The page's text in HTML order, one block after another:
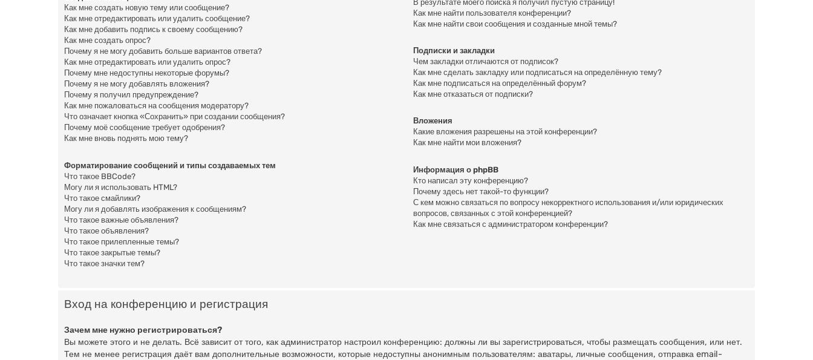
Как мне создать новую тему или сообщение?
Как мне отредактировать или удалить сообщение?
Как мне добавить подпись к своему сообщению?
Как мне создать опрос?
Почему я не могу добавить больше вариантов ответа?
Как мне отредактировать или удалить опрос?
Почему мне недоступны некоторые форумы?
Почему я не могу добавлять вложения?
Почему я получил предупреждение?
Как мне пожаловаться на сообщения модератору?
Что означает кнопка «Сохранить» при создании сообщения?
Почему моё сообщение требует одобрения?
Как мне вновь поднять мою тему?
Форматирование сообщений и типы создаваемых тем
Что такое BBCode?
Могу ли я использовать HTML?
Что такое смайлики?
Могу ли я добавлять изображения к сообщениям?
Что такое важные объявления?
Что такое объявления?
Что такое прилепленные темы?
Что такое закрытые темы?
Что такое значки тем?
В результате моего поиска я получил пустую страницу!
Как мне найти пользователя конференции?
Как мне найти свои сообщения и созданные мной темы?
Подписки и закладки
Чем закладки отличаются от подписок?
Как мне сделать закладку или подписаться на определённую тему?
Как мне подписаться на определённый форум?
Как мне отказаться от подписки?
Вложения
Какие вложения разрешены на этой конференции?
Как мне найти мои вложения?
Информация о phpBB
Кто написал эту конференцию?
Почему здесь нет такой-то функции?
С кем можно связаться по вопросу некорректного использования и/или юридических
вопросов, связанных с этой конференцией?
Как мне связаться с администратором конференции?
Вход на конференцию и регистрация
Зачем мне нужно регистрироваться?
Вы можете этого и не делать. Всё зависит от того, как администратор настроил конференцию: должны ли вы зарегистрироваться, чтобы размещать сообщения, или нет.
Тем не менее регистрация даёт вам дополнительные возможности, которые недоступны анонимным пользователям: аватары, личные сообщения, отправка email-